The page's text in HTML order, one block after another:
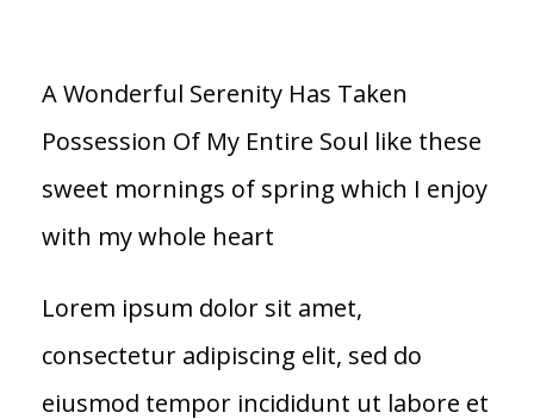
A Wonderful Serenity Has Taken
Possession Of My Entire Soul like these
sweet mornings of spring which I enjoy
with my whole heart
Lorem ipsum dolor sit amet,
consectetur adipiscing elit, sed do
eiusmod tempor incididunt ut labore et